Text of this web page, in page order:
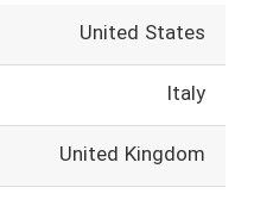
United States
Italy
United Kingdom